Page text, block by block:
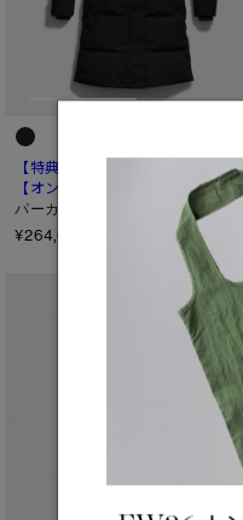
【特典対象】
【オンライン先行発売】
ルイーズ
パーカ
¥264,000（tax in）